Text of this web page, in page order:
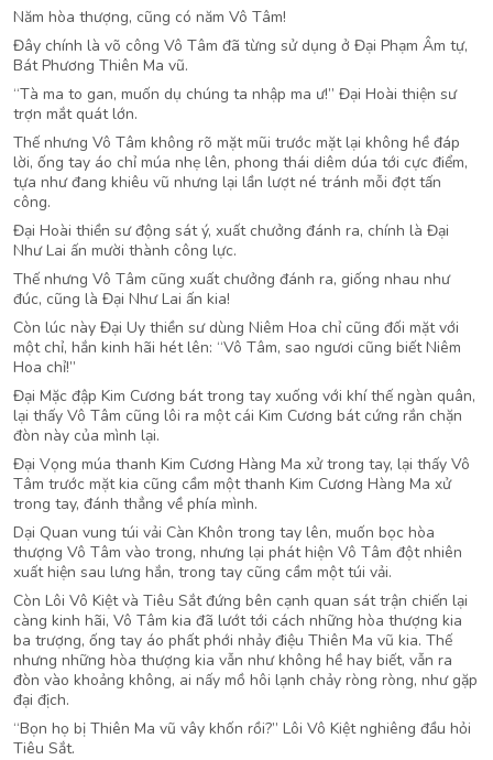
Năm hòa thượng, cũng có năm Vô Tâm!
Đây chính là võ công Vô Tâm đã từng sử dụng ở Đại Phạm Âm tự,
Bát Phương Thiên Ma vũ.
“Tà ma to gan, muốn dụ chúng ta nhập ma ư!” Đại Hoài thiện sư
trợn mắt quát lớn.
Thế nhưng Vô Tâm không rõ mặt mũi trước mặt lại không hề đáp
lời, ống tay áo chỉ múa nhẹ lên, phong thái diêm dúa tới cực điểm,
tựa như đang khiêu vũ nhưng lại lần lượt né tránh mỗi đợt tấn
công.
Đại Hoài thiền sư động sát ý, xuất chưởng đánh ra, chính là Đại
Như Lai ấn mười thành công lực.
Thế nhưng Vô Tâm cũng xuất chưởng đánh ra, giống nhau như
đúc, cũng là Đại Như Lai ấn kia!
Còn lúc này Đại Uy thiền sư dùng Niêm Hoa chỉ cũng đối mặt với
một chỉ, hắn kinh hãi hét lên: “Vô Tâm, sao ngươi cũng biết Niêm
Hoa chỉ!”
Đại Mặc đập Kim Cương bát trong tay xuống với khí thế ngàn quân,
lại thấy Vô Tâm cũng lôi ra một cái Kim Cương bát cứng rắn chặn
đòn này của mình lại.
Đại Vọng múa thanh Kim Cương Hàng Ma xử trong tay, lại thấy Vô
Tâm trước mặt kia cũng cầm một thanh Kim Cương Hàng Ma xử
trong tay, đánh thẳng về phía mình.
Dại Quan vung túi vải Càn Khôn trong tay lên, muốn bọc hòa
thượng Vô Tâm vào trong, nhưng lại phát hiện Vô Tâm đột nhiên
xuất hiện sau lưng hắn, trong tay cũng cầm một túi vải.
Còn Lôi Vô Kiệt và Tiêu Sắt đứng bên cạnh quan sát trận chiến lại
càng kinh hãi, Vô Tâm kia đã lướt tới cách những hòa thượng kia
ba trượng, ống tay áo phất phới nhảy điệu Thiên Ma vũ kia. Thế
nhưng những hòa thượng kia vẫn như không hề hay biết, vẫn ra
đòn vào khoảng không, ai nấy mồ hôi lạnh chảy ròng ròng, như gặp
đại địch.
“Bọn họ bị Thiên Ma vũ vây khốn rồi?” Lôi Vô Kiệt nghiêng đầu hỏi
Tiêu Sắt.